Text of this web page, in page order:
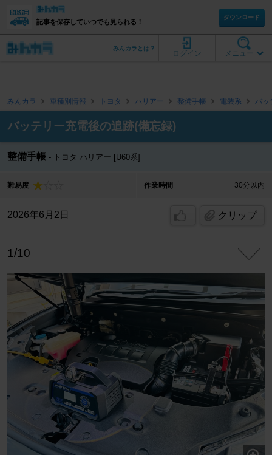
記事を保存していつでも見られる！
ダウンロード
メニュー
ログイン
みんカラとは？
みんカラ 車種別情報 トヨタ ハリアー 整備手帳 電装系 バッ
バッテリー充電後の追跡(備忘録)
整備手帳 トヨタ ハリアー [U60系]
難易度 作業時間 30分以内
2026年6月2日 クリップ
1/10